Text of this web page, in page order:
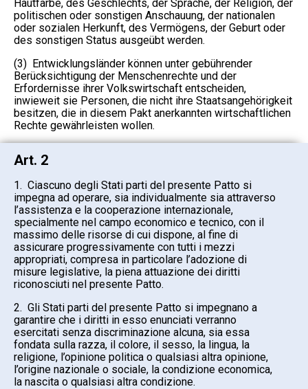
Hautfarbe, des Geschlechts, der Sprache, der Religion, der
politischen oder sonstigen Anschauung, der nationalen
oder sozialen Herkunft, des Vermögens, der Geburt oder
des sonstigen Status ausgeübt werden.
(3) Entwicklungsländer können unter gebührender
Berücksichtigung der Menschenrechte und der
Erfordernisse ihrer Volkswirtschaft entscheiden,
inwieweit sie Personen, die nicht ihre Staatsangehörigkeit
besitzen, die in diesem Pakt anerkannten wirtschaftlichen
Rechte gewährleisten wollen.
Art. 2
1. Ciascuno degli Stati parti del presente Patto si
impegna ad operare, sia individualmente sia attraverso
l’assistenza e la cooperazione internazionale,
specialmente nel campo economico e tecnico, con il
massimo delle risorse di cui dispone, al fine di
assicurare progressivamente con tutti i mezzi
appropriati, compresa in particolare l’adozione di
misure legislative, la piena attuazione dei diritti
riconosciuti nel presente Patto.
2. Gli Stati parti del presente Patto si impegnano a
garantire che i diritti in esso enunciati verranno
esercitati senza discriminazione alcuna, sia essa
fondata sulla razza, il colore, il sesso, la lingua, la
religione, l’opinione politica o qualsiasi altra opinione,
l’origine nazionale o sociale, la condizione economica,
la nascita o qualsiasi altra condizione.